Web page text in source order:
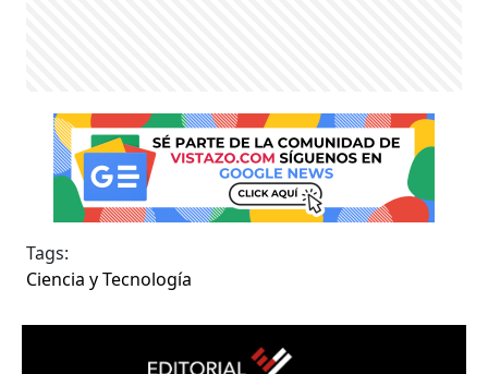
Tags:
Ciencia y Tecnología